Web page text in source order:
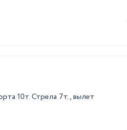
10т. Стрела 7т., вылет